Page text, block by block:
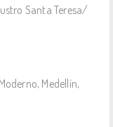
Santa Teresa/
Medellín,